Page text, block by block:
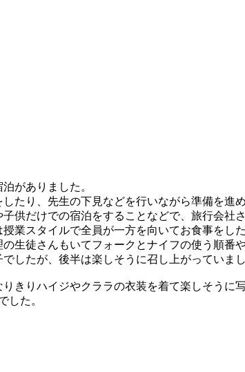
がありました。
たり、 先生の下見などを行いながら準備を進
供だけでの宿泊をすることなどで、 旅行会社
業スタイルで全員が一方を向いてお食事をし
生徒さんもいてフォークとナイフの使う順番
したが、 後半は楽しそうに召し上がっていまし
きりハイジやクララの衣装を着て楽しそうに
した。